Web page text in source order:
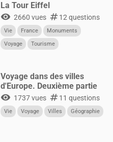
La Tour Eiffel
visibility 2660 vues numbers12 questions
Vie France
Monuments
Voyage
Tourisme
Voyage dans des villes
d'Europe. Deuxième partie
visibility 1737 vues numbers11 questions
Vie Voyage Villes Géographie